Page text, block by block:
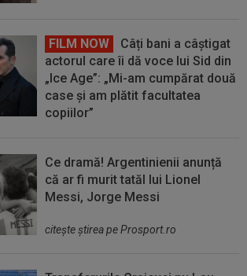
FILM NOW
Câți bani a câștigat
actorul care îi dă voce lui Sid din
„Ice Age”: „Mi-am cumpărat două
case și am plătit facultatea
copiilor”
Ce dramă! Argentinienii anunță
că ar fi murit tatăl lui Lionel
Messi, Jorge Messi
citeşte ştirea pe Prosport.ro